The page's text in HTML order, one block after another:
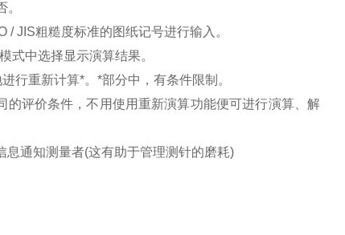
/ JIS粗糙度标准的图纸记号进行输入。
式中选择显示演算结果。
行重新计算*。*部分中，有条件限制。
的评价条件，不用使用重新演算功能便可进行演算、解
通知测量者(这有助于管理测针的磨耗)